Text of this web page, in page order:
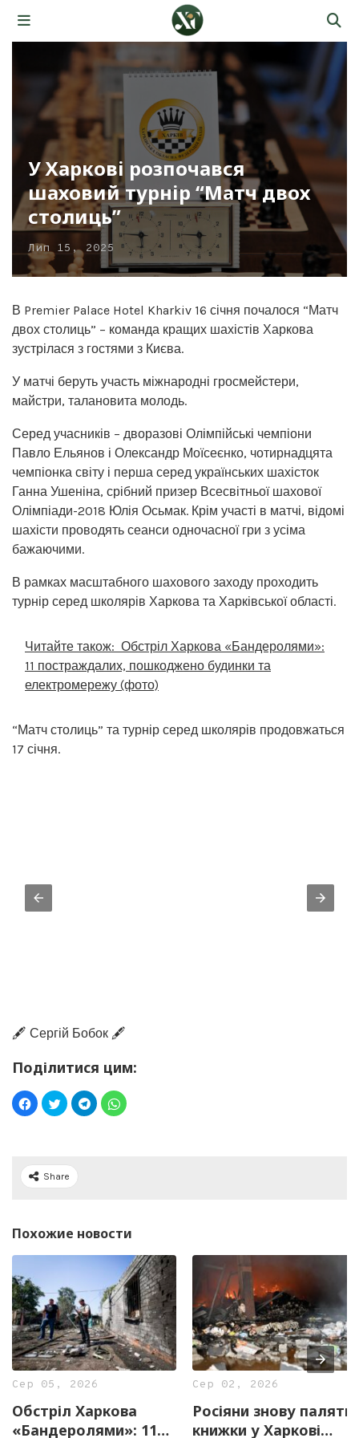
У Харкові розпочався
шаховий турнір “Матч двох
столиць”
Лип 15, 2025
В Premier Palace Hotel Kharkiv 16 січня почалося “Матч
двох столиць” – команда кращих шахістів Харкова
зустрілася з гостями з Києва.
У матчі беруть участь міжнародні гросмейстери,
майстри, талановита молодь.
Серед учасників – дворазові Олімпійські чемпіони
Павло Ельянов і Олександр Моїсеєнко, чотирнадцята
чемпіонка світу і перша серед українських шахісток
Ганна Ушеніна, срібний призер Всесвітньої шахової
Олімпіади-2018 Юлія Осьмак. Крім участі в матчі, відомі
шахісти проводять сеанси одночасної гри з усіма
бажаючими.
В рамках масштабного шахового заходу проходить
турнір серед школярів Харкова та Харківської області.
Читайте також: Обстріл Харкова «Бандеролями»:
11 постраждалих, пошкоджено будинки та
електромережу (фото)
“Матч столиць” та турнір серед школярів продовжаться
17 січня.
🖋️ Сергій Бобок 🖋️
Поділитися цим:
Share
Похожие новости
Сер 05, 2026
Обстріл Харкова
«Бандеролями»: 11
Сер 02, 2026
Росіяни знову палять
книжки у Харкові